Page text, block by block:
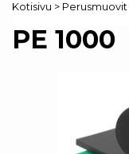
Kotisivu > Perusmuovit
PE 1000